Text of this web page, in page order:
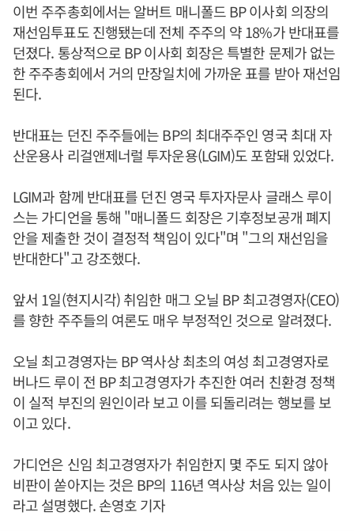
이번 주주총회에서는 알버트 매니폴드 BP 이사회 의장의
재선임투표도 진행됐는데 전체 주주의 약 18%가 반대표를
던졌다. 통상적으로 BP 이사회 회장은 특별한 문제가 없는
한 주주총회에서 거의 만장일치에 가까운 표를 받아 재선임
된다.
반대표는 던진 주주들에는 BP의 최대주주인 영국 최대 자
산운용사 리걸앤제너럴 투자운용(LGIM)도 포함돼 있었다.
LGIM과 함께 반대표를 던진 영국 투자자문사 글래스 루이
스는 가디언을 통해 "매니폴드 회장은 기후정보공개 폐지
안을 제출한 것이 결정적 책임이 있다"며 "그의 재선임을
반대한다"고 강조했다.
앞서 1일(현지시각) 취임한 매그 오닐 BP 최고경영자(CEO)
를 향한 주주들의 여론도 매우 부정적인 것으로 알려졌다.
오닐 최고경영자는 BP 역사상 최초의 여성 최고경영자로
버나드 루이 전 BP 최고경영자가 추진한 여러 친환경 정책
이 실적 부진의 원인이라 보고 이를 되돌리려는 행보를 보
이고 있다.
가디언은 신임 최고경영자가 취임한지 몇 주도 되지 않아
비판이 쏟아지는 것은 BP의 116년 역사상 처음 있는 일이
라고 설명했다. 손영호 기자